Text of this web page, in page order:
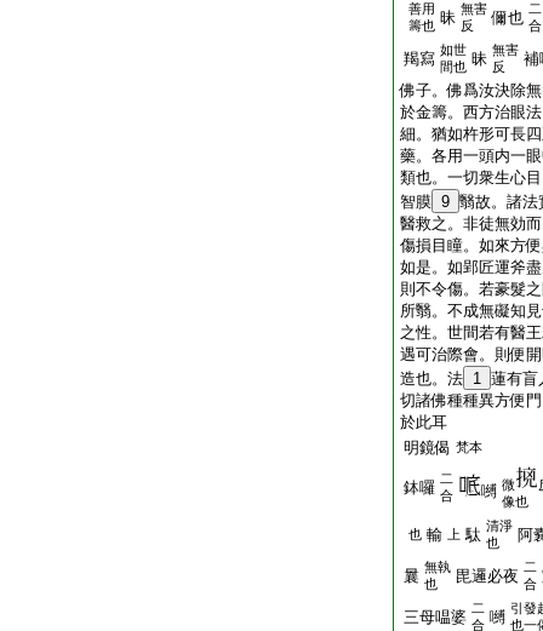
善用
籌也 昧 無害
反
儞也 二
合
羯寫 如世
間也 昧 無害
反
補
佛子。佛爲汝決除
於金籌。西方治眼
細。猶如杵形可長
藥。各用一頭内一
類也。一切衆生心
智膜 9 翳故。諸法
醫救之。非徒無効
傷損目瞳。如來方
如是。如郢匠運斧
則不令傷。若豪髮
所翳。不成無礙知
之性。世間若有醫
遇可治際會。則便
造也。法 1 蓮有盲
切諸佛種種異方便
於此耳
明鏡偈 梵本
鉢囉 二
合
嚩 微
像也
也 輸 上 駄 清淨
也
阿
曩 無執
也
毘邏必夜 二
合
三母嗢婆 二
合 嚩 引發
也一